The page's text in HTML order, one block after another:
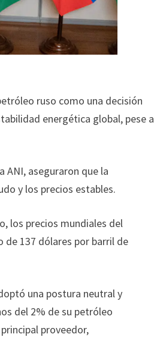
ruso como una decisión
energética global, pese a
ANI, aseguraron que la
y los precios estables.
los precios mundiales del
de 137 dólares por barril de
una postura neutral y
del 2% de su petróleo
proveedor,